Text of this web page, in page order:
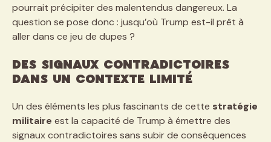
pourrait précipiter des malentendus dangereux. La
question se pose donc : jusqu’où Trump est-il prêt à
aller dans ce jeu de dupes ?
Des signaux contradictoires
dans un contexte limité
Un des éléments les plus fascinants de cette stratégie
militaire est la capacité de Trump à émettre des
signaux contradictoires sans subir de conséquences